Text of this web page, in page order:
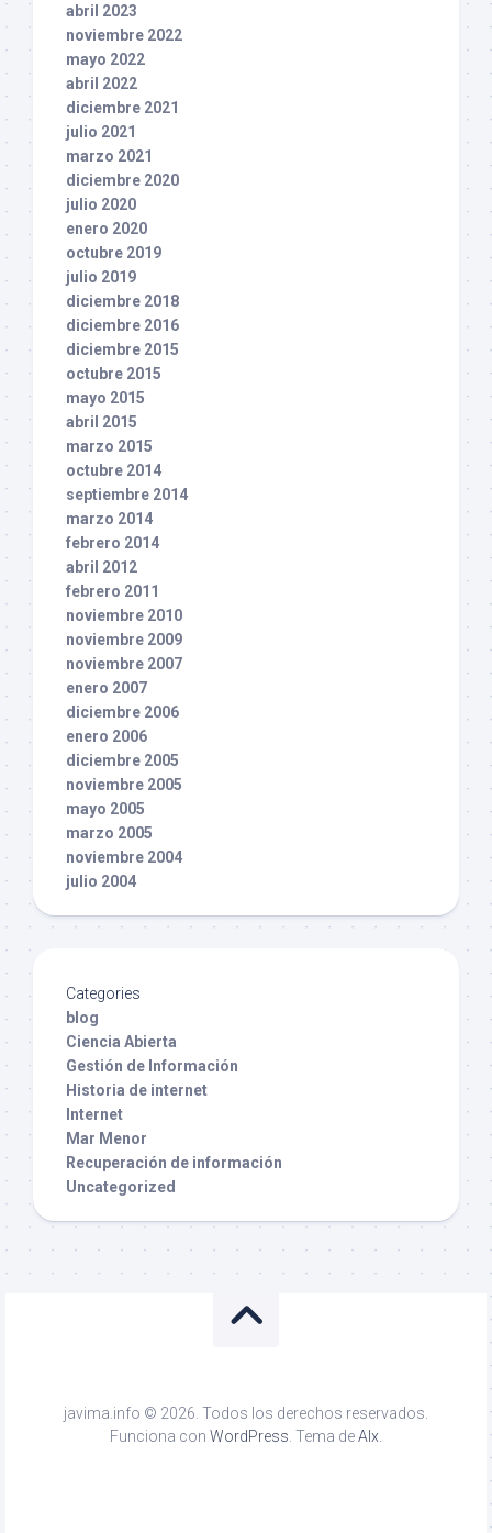
abril 2023
noviembre 2022
mayo 2022
abril 2022
diciembre 2021
julio 2021
marzo 2021
diciembre 2020
julio 2020
enero 2020
octubre 2019
julio 2019
diciembre 2018
diciembre 2016
diciembre 2015
octubre 2015
mayo 2015
abril 2015
marzo 2015
octubre 2014
septiembre 2014
marzo 2014
febrero 2014
abril 2012
febrero 2011
noviembre 2010
noviembre 2009
noviembre 2007
enero 2007
diciembre 2006
enero 2006
diciembre 2005
noviembre 2005
mayo 2005
marzo 2005
noviembre 2004
julio 2004
Categories
blog
Ciencia Abierta
Gestión de Información
Historia de internet
Internet
Mar Menor
Recuperación de información
Uncategorized
javima.info © 2026. Todos los derechos reservados.
Funciona con WordPress . Tema deAlx